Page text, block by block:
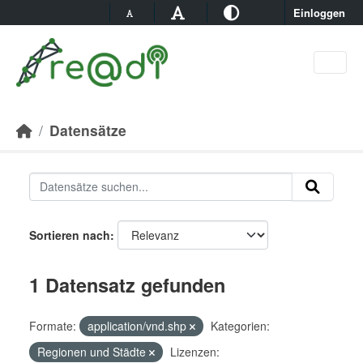
Einloggen
Datensätze
Sortieren nach
1 Datensatz gefunden
Formate: application/vnd.shp
Kategorien:
Regionen und Städte
Lizenzen: